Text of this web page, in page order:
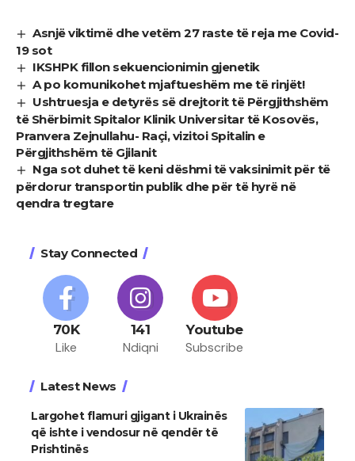
Asnjë viktimë dhe vetëm 27 raste të reja me Covid-
19 sot
IKSHPK fillon sekuencionimin gjenetik
A po komunikohet mjaftueshëm me të rinjët!
Ushtruesja e detyrës së drejtorit të Përgjithshëm
të Shërbimit Spitalor Klinik Universitar të Kosovës,
Pranvera Zejnullahu- Raçi, vizitoi Spitalin e
Përgjithshëm të Gjilanit
Nga sot duhet të keni dëshmi të vaksinimit për të
përdorur transportin publik dhe për të hyrë në
qendra tregtare
Stay Connected
70K
Like
141
Ndiqni
Youtube
Subscribe
Latest News
Largohet flamuri gjigant i Ukrainës
që ishte i vendosur në qendër të
Prishtinës